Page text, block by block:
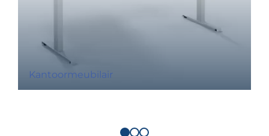
Kantoormeubilair